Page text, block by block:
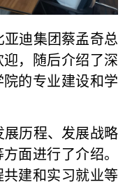
迪集团蔡孟奇总
，随后介绍了深
的专业建设和学
历程、发展战略
面进行了介绍。
建和实习就业等